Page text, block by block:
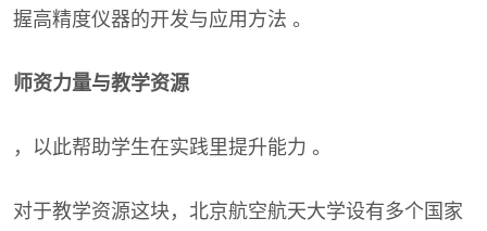
握高精度仪器的开发与应用方法 。
师资力量与教学资源
，以此帮助学生在实践里提升能力 。
对于教学资源这块，北京航空航天大学设有多个国家